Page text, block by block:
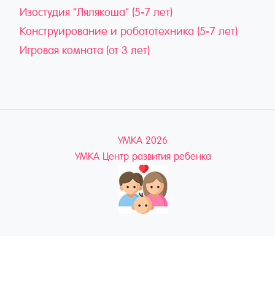
Изостудия "Лялякоша" (5-7 лет)
Конструирование и робототехника (5-7 лет)
Игровая комната (от 3 лет)
УМКА 2026
УМКА Центр развития ребенка